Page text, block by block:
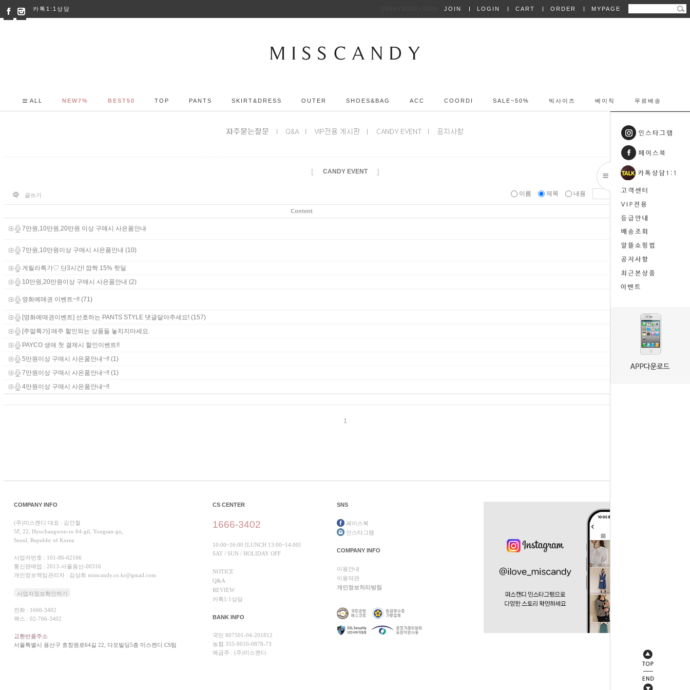
카톡1:1상담 JOIN LOGIN CART ORDER MYPAGE
ALL NEW7% BEST50 TOP PANTS SKIRT&DRESS OUTER SHOES&BAG ACC COORDI SALE~50% 빅사이즈 베이직 무료배송
[ CANDY EVENT ]
글쓰기 이름 제목 내용
Content
7만원,10만원,20만원 이상 구매시 사은품안내 2019-05-01
7만원,10만원이상 구매시 사은품안내 (10) 2018-11-20
게릴라특가♡ 단3시간! 깜짝 15% 핫딜
10만원,20만원이상 구매시 사은품안내 (2)
영화예매권 이벤트~!! (71)
[영화예매권이벤트] 선호하는 PANTS STYLE 댓글달아주세요! (157) 2017-03-08
[주말특가] 매주 할인되는 상품들 놓치지마세요.
2018-04-20
PAYCO 생애 첫 결제시 할인이벤트!!
2016-09-02
5만원이상 구매시 사은품안내~!! (1)
7만원이상 구매시 사은품안내~!! (1)
4만원이상 구매시 사은품안내~!!
1
COMPANY INFO
(주)미스캔디 대표 : 김인철
5F, 22, Hyochangwon-ro 64-gil, Yongsan-gu,
Seoul, Republic of Korea
사업자번호 : 101-86-62166
통신판매업 : 2013-서울용산-00316
개인정보책임관리자 : 김상희 misscandy.co.kr@gmail.com
사업자정보확인하기
전화 : 1666-3402
팩스 : 02-766-3402
교환반품주소
서울특별시 용산구 효창원로64길 22, 다모빌딩5층 미스캔디 CS팀
CS CENTER
1666-3402
10:00~16:00 [LUNCH 13:00~14:00]
SAT / SUN / HOLIDAY OFF
NOTICE
Q&A
REVIEW
카톡1:1상담
BANK INFO
국민 807501-04-201812
농협 355-0010-0878-73
예금주 : (주)미스캔디
SNS
페이스북
인스타그램
COMPANY INFO
이용안내
이용약관
개인정보처리방침